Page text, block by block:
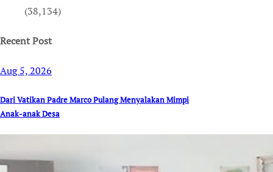
(38,134)
Recent Post
Aug 5, 2026
Dari Vatikan Padre Marco Pulang Menyalakan Mimpi
Anak-anak Desa